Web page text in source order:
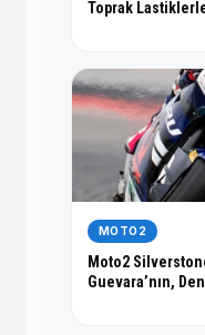
Toprak
MOTO2
Moto2
Guevara’nın,